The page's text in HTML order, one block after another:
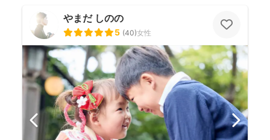
やまだ しのの
5 (40)女性